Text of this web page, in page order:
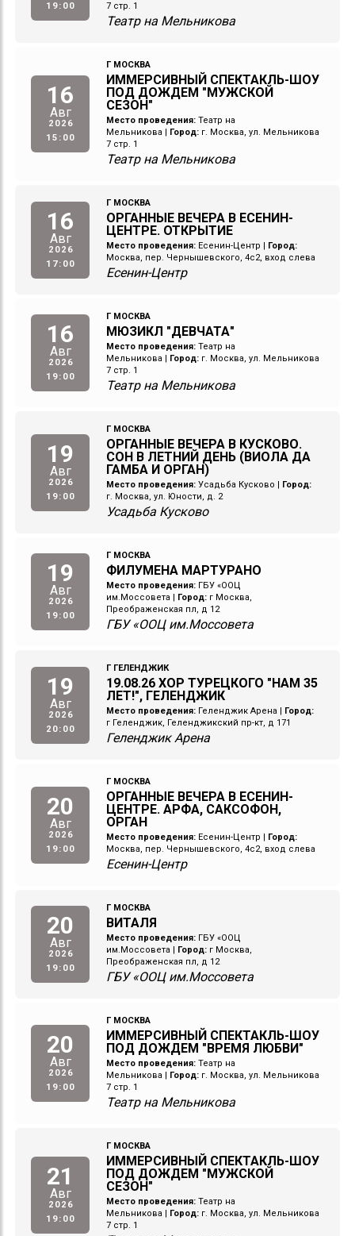
19:00 7 стр. 1
Театр на Мельникова
16
Авг
2026
15:00
Г МОСКВА
ИММЕРСИВНЫЙ СПЕКТАКЛЬ-ШОУ
ПОД ДОЖДЕМ "МУЖСКОЙ
СЕЗОН"
Место проведения: Театр на
Мельникова
Город: г. Москва, ул. Мельникова
7 стр. 1
Театр на Мельникова
16
Авг
2026
17:00
Г МОСКВА
ОРГАННЫЕ ВЕЧЕРА В ЕСЕНИН-
ЦЕНТРЕ. ОТКРЫТИЕ
Место проведения: Есенин-Центр
Город:
Москва, пер. Чернышевского, 4с2, вход слева
Есенин-Центр
16
Авг
2026
19:00
Г МОСКВА
МЮЗИКЛ "ДЕВЧАТА"
Место проведения: Театр на
Мельникова
Город: г. Москва, ул. Мельникова
7 стр. 1
Театр на Мельникова
19
Авг
2026
19:00
Г МОСКВА
ОРГАННЫЕ ВЕЧЕРА В КУСКОВО.
СОН В ЛЕТНИЙ ДЕНЬ (ВИОЛА ДА
ГАМБА И ОРГАН)
Место проведения: Усадьба Кусково
Город:
г. Москва, ул. Юности, д. 2
Усадьба Кусково
19
Авг
2026
19:00
Г МОСКВА
ФИЛУМЕНА МАРТУРАНО
Место проведения: ГБУ «ООЦ
им.Моссовета
Город: г Москва,
Преображенская пл, д 12
ГБУ «ООЦ им.Моссовета
19
Авг
2026
20:00
Г ГЕЛЕНДЖИК
19.08.26 ХОР ТУРЕЦКОГО "НАМ 35
ЛЕТ!", ГЕЛЕНДЖИК
Место проведения: Геленджик Арена
Город:
г Геленджик, Геленджикский пр-кт, д 171
Геленджик Арена
20
Авг
2026
19:00
Г МОСКВА
ОРГАННЫЕ ВЕЧЕРА В ЕСЕНИН-
ЦЕНТРЕ. АРФА, САКСОФОН,
ОРГАН
Место проведения: Есенин-Центр
Город:
Москва, пер. Чернышевского, 4с2, вход слева
Есенин-Центр
20
Авг
2026
19:00
Г МОСКВА
ВИТАЛЯ
Место проведения: ГБУ «ООЦ
им.Моссовета
Город: г Москва,
Преображенская пл, д 12
ГБУ «ООЦ им.Моссовета
20
Авг
2026
19:00
Г МОСКВА
ИММЕРСИВНЫЙ СПЕКТАКЛЬ-ШОУ
ПОД ДОЖДЕМ "ВРЕМЯ ЛЮБВИ"
Место проведения: Театр на
Мельникова
Город: г. Москва, ул. Мельникова
7 стр. 1
Театр на Мельникова
21
Авг
2026
19:00
Г МОСКВА
ИММЕРСИВНЫЙ СПЕКТАКЛЬ-ШОУ
ПОД ДОЖДЕМ "МУЖСКОЙ
СЕЗОН"
Место проведения: Театр на
Мельникова
Город: г. Москва, ул. Мельникова
7 стр. 1